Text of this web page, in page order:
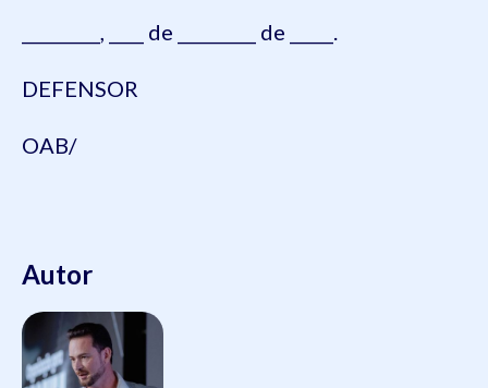
_________, ____ de _________ de _____.
DEFENSOR
OAB/
Autor